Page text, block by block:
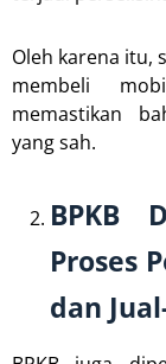
Oleh karena itu,
membeli
memastikan
yang sah.
BPKB
Proses
dan